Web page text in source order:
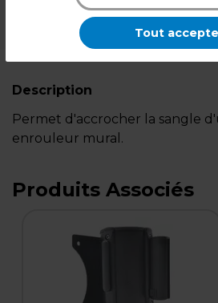
*Des frais de livraison et
Description
Permet d'accrocher la sangle
enrouleur mural.
Produits Associés
Tout